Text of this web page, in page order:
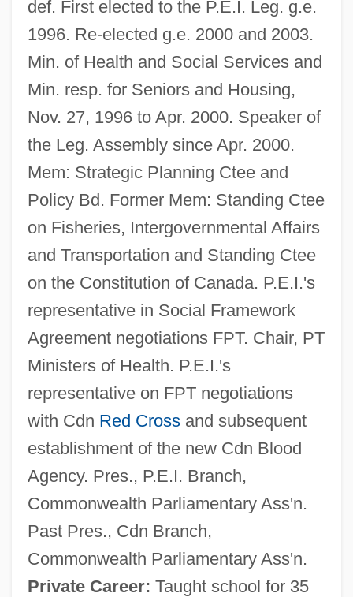
def. First elected to the P.E.I. Leg. g.e.
1996. Re-elected g.e. 2000 and 2003.
Min. of Health and Social Services and
Min. resp. for Seniors and Housing,
Nov. 27, 1996 to Apr. 2000. Speaker of
the Leg. Assembly since Apr. 2000.
Mem: Strategic Planning Ctee and
Policy Bd. Former Mem: Standing Ctee
on Fisheries, Intergovernmental Affairs
and Transportation and Standing Ctee
on the Constitution of Canada. P.E.I.'s
representative in Social Framework
Agreement negotiations FPT. Chair, PT
Ministers of Health. P.E.I.'s
representative on FPT negotiations
with Cdn Red Crossand subsequent
establishment of the new Cdn Blood
Agency. Pres., P.E.I. Branch,
Commonwealth Parliamentary Ass'n.
Past Pres., Cdn Branch,
Commonwealth Parliamentary Ass'n.
Private Career: Taught school for 35